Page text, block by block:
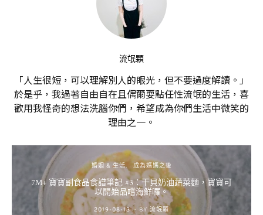
流氓顆
「人生很短，可以理解別人的眼光，但不要過度解讀。」
於是乎，我過著自由自在且偶爾耍點任性流氓的生活，喜
歡用我怪奇的想法洗腦你們，希望成為你們生活中微笑的
理由之一。
婚姻 & 生活 成為媽媽之後
7M+ 寶寶副食品食譜筆記 #3：干貝奶油蔬菜麵，寶寶可
以開始品嚐海鮮囉。
POSTED
2019-08-13 BY 流氓顆